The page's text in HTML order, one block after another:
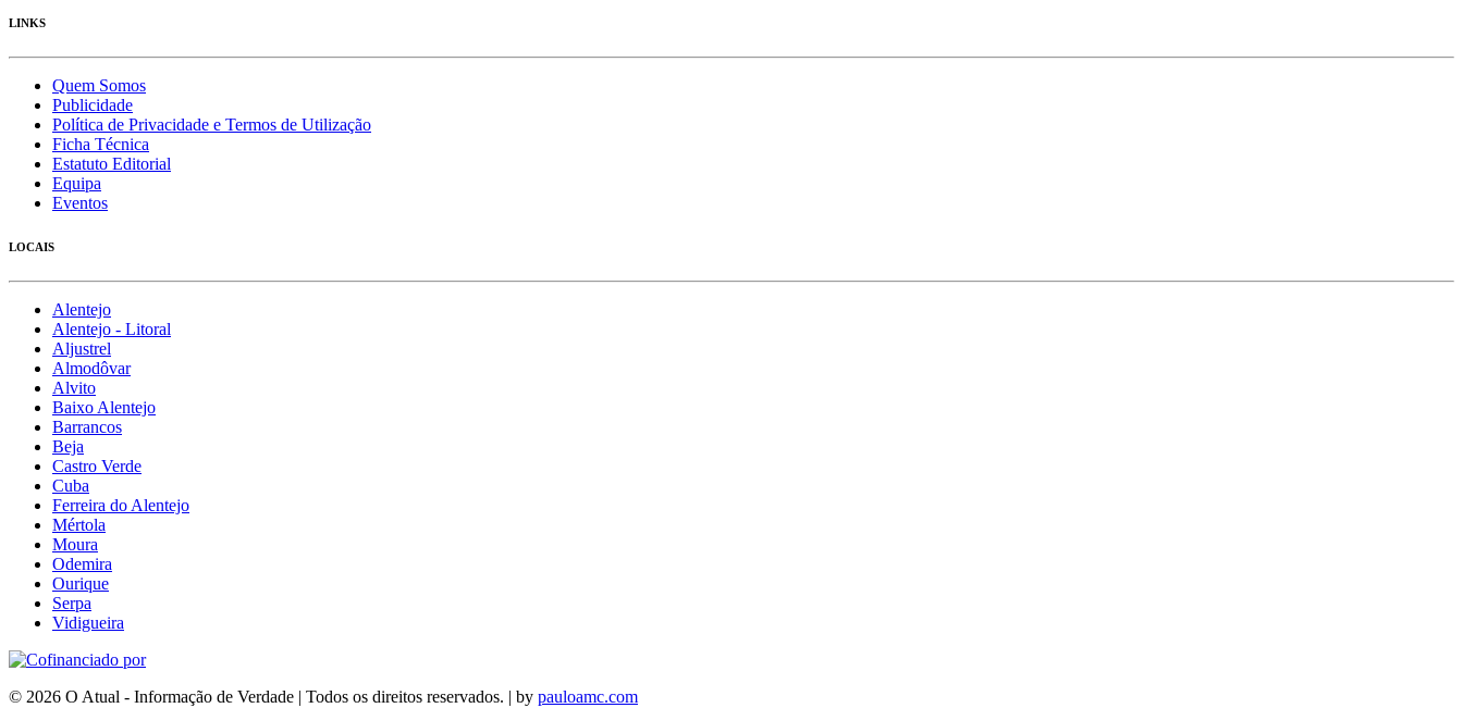
LINKS
Quem Somos
Publicidade
Política de Privacidade e Termos de Utilização
Ficha Técnica
Estatuto Editorial
Equipa
Eventos
LOCAIS
Alentejo
Alentejo - Litoral
Aljustrel
Almodôvar
Alvito
Baixo Alentejo
Barrancos
Beja
Castro Verde
Cuba
Ferreira do Alentejo
Mértola
Moura
Odemira
Ourique
Serpa
Vidigueira
© 2026 O Atual - Informação de Verdade | Todos os direitos reservados. | by pauloamc.com